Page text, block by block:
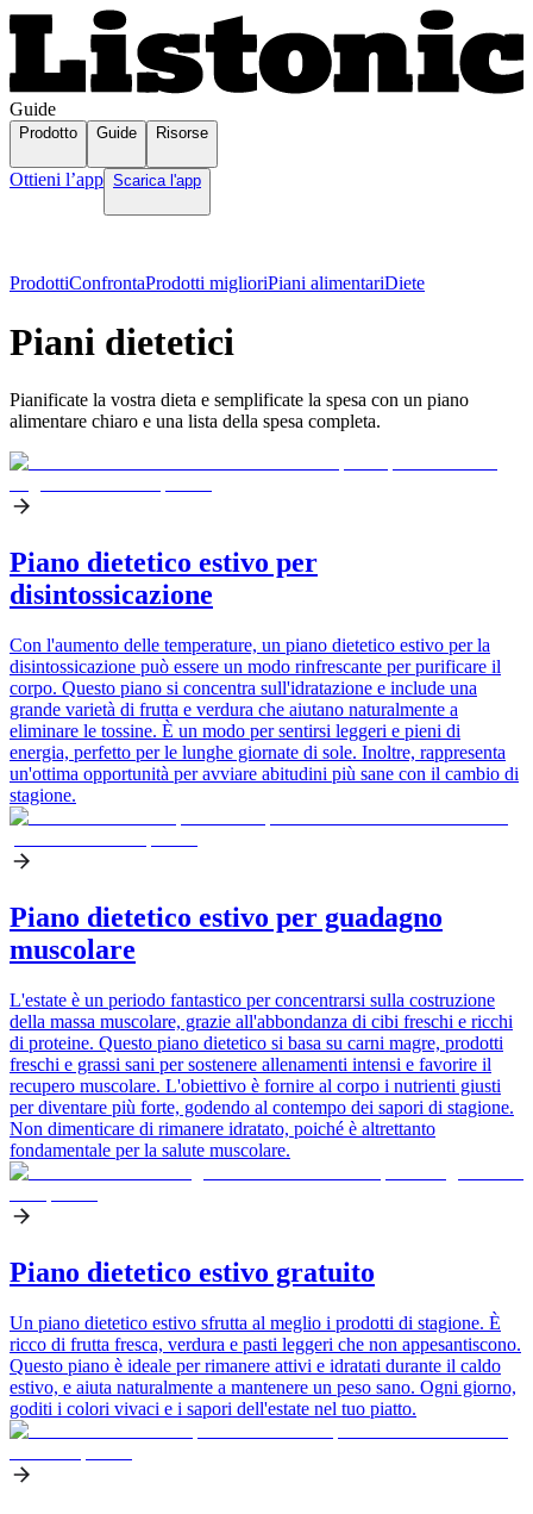
Guide
Prodotto Guide Risorse
Ottieni l’app Scarica l'app
ProdottiConfrontaProdotti miglioriPiani alimentariDiete
Piani dietetici
Pianificate la vostra dieta e semplificate la spesa con un piano
alimentare chiaro e una lista della spesa completa.
Piano dietetico estivo per
disintossicazione
Con l'aumento delle temperature, un piano dietetico estivo per la
disintossicazione può essere un modo rinfrescante per purificare il
corpo. Questo piano si concentra sull'idratazione e include una
grande varietà di frutta e verdura che aiutano naturalmente a
eliminare le tossine. È un modo per sentirsi leggeri e pieni di
energia, perfetto per le lunghe giornate di sole. Inoltre, rappresenta
un'ottima opportunità per avviare abitudini più sane con il cambio di
stagione.
Piano dietetico estivo per guadagno
muscolare
L'estate è un periodo fantastico per concentrarsi sulla costruzione
della massa muscolare, grazie all'abbondanza di cibi freschi e ricchi
di proteine. Questo piano dietetico si basa su carni magre, prodotti
freschi e grassi sani per sostenere allenamenti intensi e favorire il
recupero muscolare. L'obiettivo è fornire al corpo i nutrienti giusti
per diventare più forte, godendo al contempo dei sapori di stagione.
Non dimenticare di rimanere idratato, poiché è altrettanto
fondamentale per la salute muscolare.
Piano dietetico estivo gratuito
Un piano dietetico estivo sfrutta al meglio i prodotti di stagione. È
ricco di frutta fresca, verdura e pasti leggeri che non appesantiscono.
Questo piano è ideale per rimanere attivi e idratati durante il caldo
estivo, e aiuta naturalmente a mantenere un peso sano. Ogni giorno,
goditi i colori vivaci e i sapori dell'estate nel tuo piatto.